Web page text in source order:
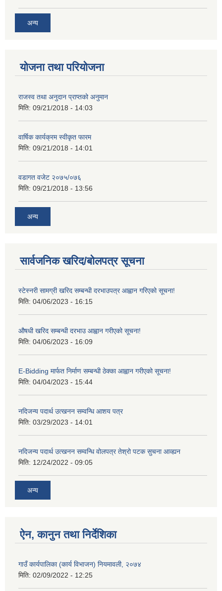
अन्य
योजना तथा परियोजना
राजस्व तथा अनुदान प्राप्तको अनुमान
मिति: 09/21/2018 - 14:03
वार्षिक कार्यक्रम स्वीकृत फारम
मिति: 09/21/2018 - 14:01
वडागत वजेट २०७५/०७६
मिति: 09/21/2018 - 13:56
अन्य
सार्वजनिक खरिद/बोलपत्र सूचना
स्टेस्नरी सामग्री खरिद सम्बन्धी दरभाउपत्र आह्वान गरिएको सूचना!
मिति: 04/06/2023 - 16:15
औषधी खरिद सम्बन्धी दरभाउ आह्वान गरीएको सूचना!
मिति: 04/06/2023 - 16:09
E-Bidding मार्फत निर्माण सम्बन्धी ठेक्का आह्वान गरीएको सूचना!
मिति: 04/04/2023 - 15:44
नदिजन्य पदार्थ उत्खनन सम्वन्धि आशय पत्र
मिति: 03/29/2023 - 14:01
नदिजन्य पदार्थ उत्खनन सम्वन्धि वोलपत्र तेश्रो पटक सुचना आव्ह्यन
मिति: 12/24/2022 - 09:05
अन्य
ऐन, कानुन तथा निर्देशिका
गाउँ कार्यपालिका (कार्य विभाजन) नियमावली, २०७४
मिति: 02/09/2022 - 12:25